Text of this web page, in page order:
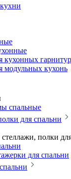
модульных кухонь
спальные
для спальни
полки
для спальни